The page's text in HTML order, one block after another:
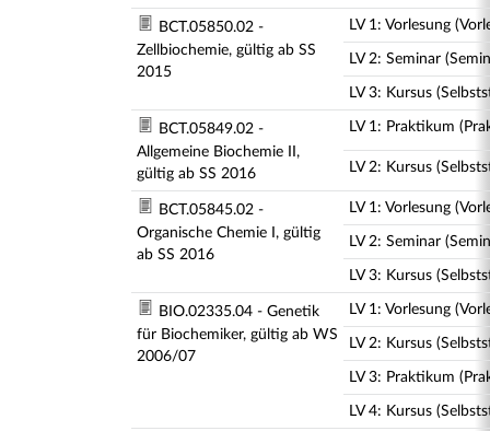
BCT.05850.02 -
Zellbiochemie, gültig ab SS
2015
LV 1: Vorlesung
LV 2: Seminar
LV 3: Kursus
BCT.05849.02 -
Allgemeine Biochemie II,
gültig ab SS 2016
LV 1: Praktikum
LV 2: Kursus
BCT.05845.02 -
Organische Chemie I, gültig
ab SS 2016
LV 1: Vorlesung
LV 2: Seminar
LV 3: Kursus
BIO.02335.04 - Genetik
für Biochemiker, gültig ab WS
2006/07
LV 1: Vorlesung
LV 2: Kursus
LV 3: Praktikum
LV 4: Kursus